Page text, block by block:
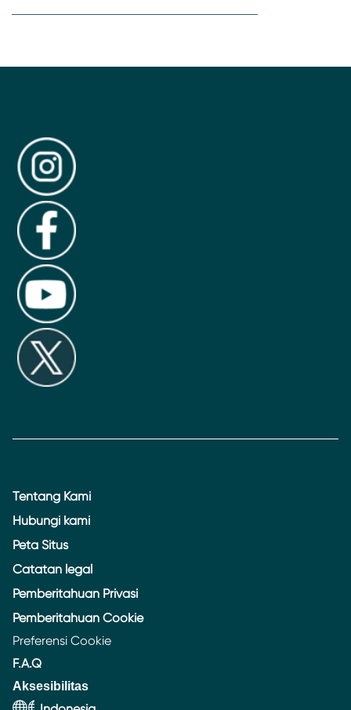
Tentang Kami
Hubungi kami
Peta Situs
Catatan legal
Pemberitahuan Privasi
Pemberitahuan Cookie
Preferensi Cookie
F.A.Q
Aksesibilitas